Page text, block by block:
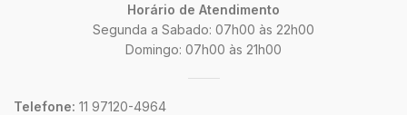
Horário de Atendimento
Segunda a Sabado: 07h00 às 22h00
Domingo: 07h00 às 21h00
Telefone: 11 97120-4964